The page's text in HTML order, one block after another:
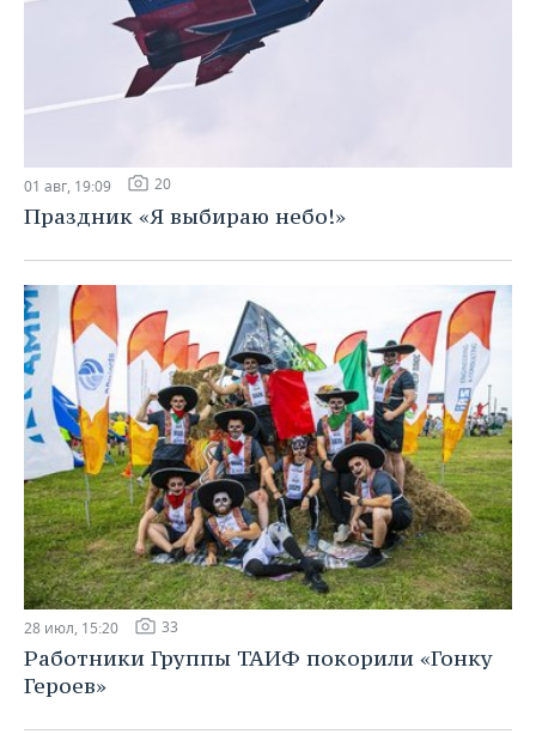
01 авг, 19:09 20
Праздник «Я выбираю небо!»
28 июл, 15:20 33
Работники Группы ТАИФ покорили «Гонку
Героев»